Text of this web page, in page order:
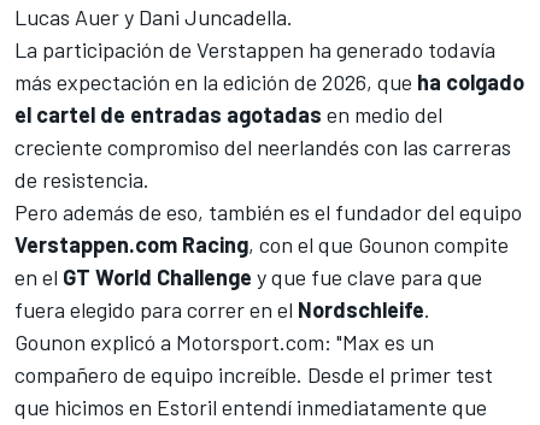
Lucas Auery Dani Juncadella.
La participación de Verstappen ha generado todavía
más expectación en la edición de 2026, que ha colgado
el cartel de entradas agotadas en medio del
creciente compromiso del neerlandés con las carreras
de resistencia.
Pero además de eso, también es el fundador del equipo
Verstappen.com Racing, con el que Gounon compite
en el GT World Challenge y que fue clave para que
fuera elegido para correr en el Nordschleife.
Gounon explicó a Motorsport.com: "Max es un
compañero de equipo increíble. Desde el primer test
que hicimos en Estoril entendí inmediatamente que